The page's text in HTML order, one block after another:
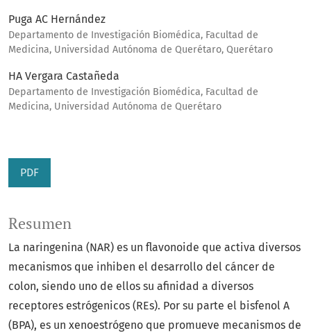
Puga AC Hernández
Departamento de Investigación Biomédica, Facultad de
Medicina, Universidad Autónoma de Querétaro, Querétaro
HA Vergara Castañeda
Departamento de Investigación Biomédica, Facultad de
Medicina, Universidad Autónoma de Querétaro
PDF
Resumen
La naringenina (NAR) es un flavonoide que activa diversos
mecanismos que inhiben el desarrollo del cáncer de
colon, siendo uno de ellos su afinidad a diversos
receptores estrógenicos (REs). Por su parte el bisfenol A
(BPA), es un xenoestrógeno que promueve mecanismos de